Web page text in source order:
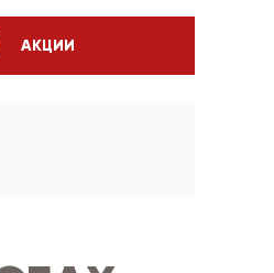
АКЦИИ